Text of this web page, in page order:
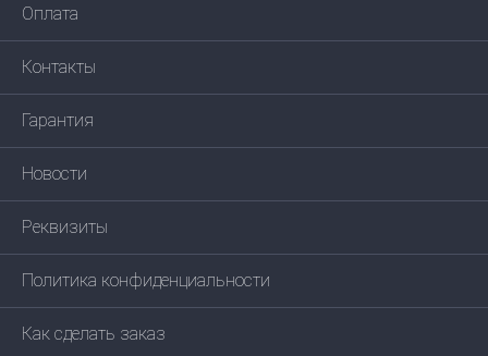
Оплата
Контакты
Гарантия
Новости
Реквизиты
Политика конфиденциальности
Как сделать заказ